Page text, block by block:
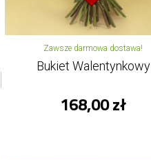
Zawsze darmowa dostawa!
Bukiet Walentynkowy
168,00 zł